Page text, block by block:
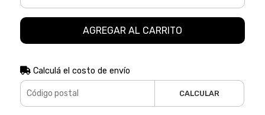
AGREGAR AL CARRITO
Calculá el costo de envío
CALCULAR